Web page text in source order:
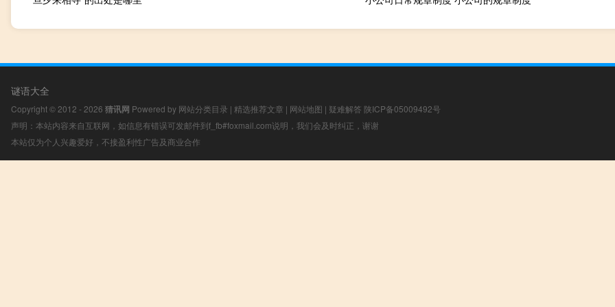
谜语大全
Copyright © 2012 - 2026 猜讯网 Powered by 网站分类目录 | 精选推荐文章 | 网站地图 | 疑难解答 陕ICP备05009492号
声明：本站内容来自互联网，如信息有错误可发邮件到f_fb#foxmail.com说明，我们会及时纠正，谢谢
本站仅为个人兴趣爱好，不接盈利性广告及商业合作